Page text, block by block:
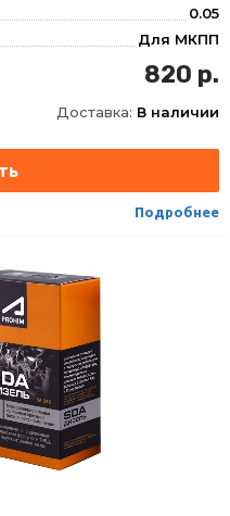
0.05
Для МКПП
820 р.
Доставка: В наличии
Подробнее